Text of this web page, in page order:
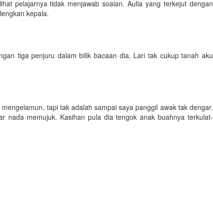
pelajarnya tidak menjawab soalan. Aulia yang terkejut dengan
kepala.
tiga penjuru dalam bilik bacaan dia. Lari tak cukup tanah aku
tapi tak adalah sampai saya panggil awak tak dengar.
nada memujuk. Kasihan pula dia tengok anak buahnya terkulat-